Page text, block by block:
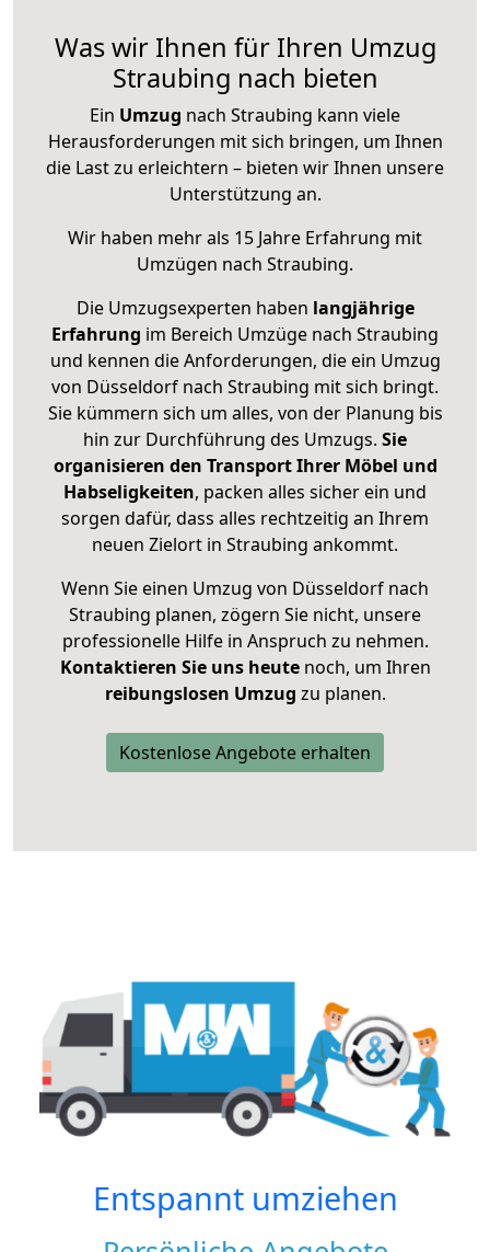
Was wir Ihnen für Ihren Umzug
Straubing nach bieten
Ein Umzug nach Straubing kann viele
Herausforderungen mit sich bringen, um Ihnen
die Last zu erleichtern – bieten wir Ihnen unsere
Unterstützung an.
Wir haben mehr als 15 Jahre Erfahrung mit
Umzügen nach Straubing.
Die Umzugsexperten haben langjährige
Erfahrung im Bereich Umzüge nach Straubing
und kennen die Anforderungen, die ein Umzug
von Düsseldorf nach Straubing mit sich bringt.
Sie kümmern sich um alles, von der Planung bis
hin zur Durchführung des Umzugs. Sie
organisieren den Transport Ihrer Möbel und
Habseligkeiten, packen alles sicher ein und
sorgen dafür, dass alles rechtzeitig an Ihrem
neuen Zielort in Straubing ankommt.
Wenn Sie einen Umzug von Düsseldorf nach
Straubing planen, zögern Sie nicht, unsere
professionelle Hilfe in Anspruch zu nehmen.
Kontaktieren Sie uns heutenoch, um Ihren
reibungslosen Umzug zu planen.
Kostenlose Angebote erhalten
Entspannt umziehen